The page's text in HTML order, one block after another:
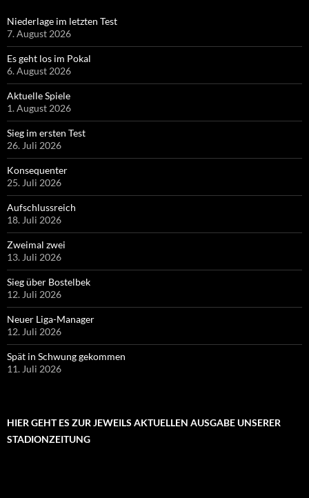
Niederlage im letzten Test
7. August 2026
Es geht los im Pokal
6. August 2026
Aktuelle Spiele
1. August 2026
Sieg im ersten Test
26. Juli 2026
Konsequenter
25. Juli 2026
Aufschlussreich
18. Juli 2026
Zweimal zwei
13. Juli 2026
Sieg über Bostelbek
12. Juli 2026
Neuer Liga-Manager
12. Juli 2026
Spät in Schwung gekommen
11. Juli 2026
HIER GEHT ES ZUR JEWEILS AKTUELLEN AUSGABE UNSERER
STADIONZEITUNG